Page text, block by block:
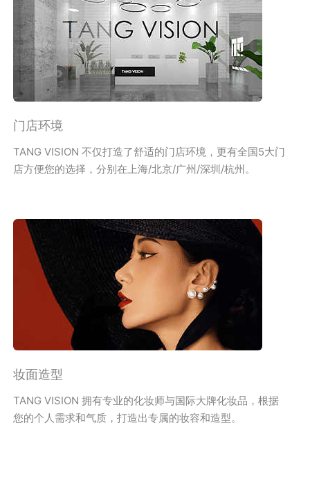
门店环境
TANG VISION 不仅打造了舒适的门店环境，更有全国5大门
店方便您的选择，分别在上海/北京/广州/深圳/杭州。
妆面造型
TANG VISION 拥有专业的化妆师与国际大牌化妆品，根据
您的个人需求和气质，打造出专属的妆容和造型。